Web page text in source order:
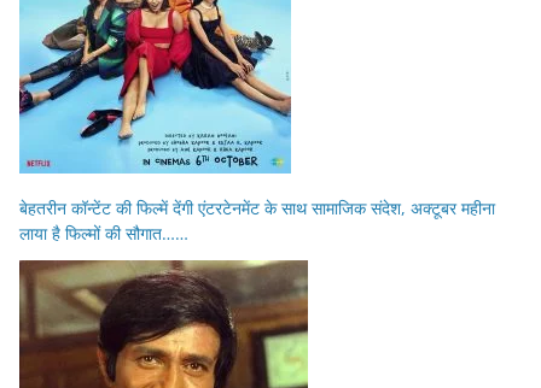
बेहतरीन कॉन्टेंट की फिल्में देंगी एंटरटेनमेंट के साथ सामाजिक संदेश, अक्टूबर महीना
लाया है फिल्मों की सौगात……